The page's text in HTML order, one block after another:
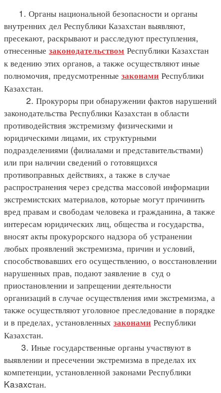
1. Органы национальной безопасности и органы
внутренних дел Республики Казахстан выявляют,
пресекают, раскрывают и расследуют преступления,
отнесенные законодательством Республики Казахстан
к ведению этих органов, а также осуществляют иные
полномочия, предусмотренные законами Республики
Казахстан.
2. Прокуроры при обнаружении фактов нарушений
законодательства Республики Казахстан в области
противодействия экстремизму физическими и
юридическими лицами, их структурными
подразделениями (филиалами и представительствами)
или при наличии сведений о готовящихся
противоправных действиях, а также в случае
распространения через средства массовой информации
экстремистских материалов, которые могут причинить
вред правам и свободам человека и гражданина, a также
интересам юридических лиц, общества и государства,
вносят акты прокурорского надзора об устранении
любых проявлений экстремизма, причин и условий,
способствовавших его осуществлению, о восстановлении
нарушенных прав, подают заявление в суд о
приостановлении и запрещении деятельности
организаций в случае осуществления ими экстремизма, а
также осуществляют уголовное преследование в порядке
и в пределах, установленных законами Республики
Казахстан.
3. Иные государственные органы участвуют в
выявлении и пресечении экстремизма в пределах их
компетенции, установленной законами Республики
Kaзaxcтан.